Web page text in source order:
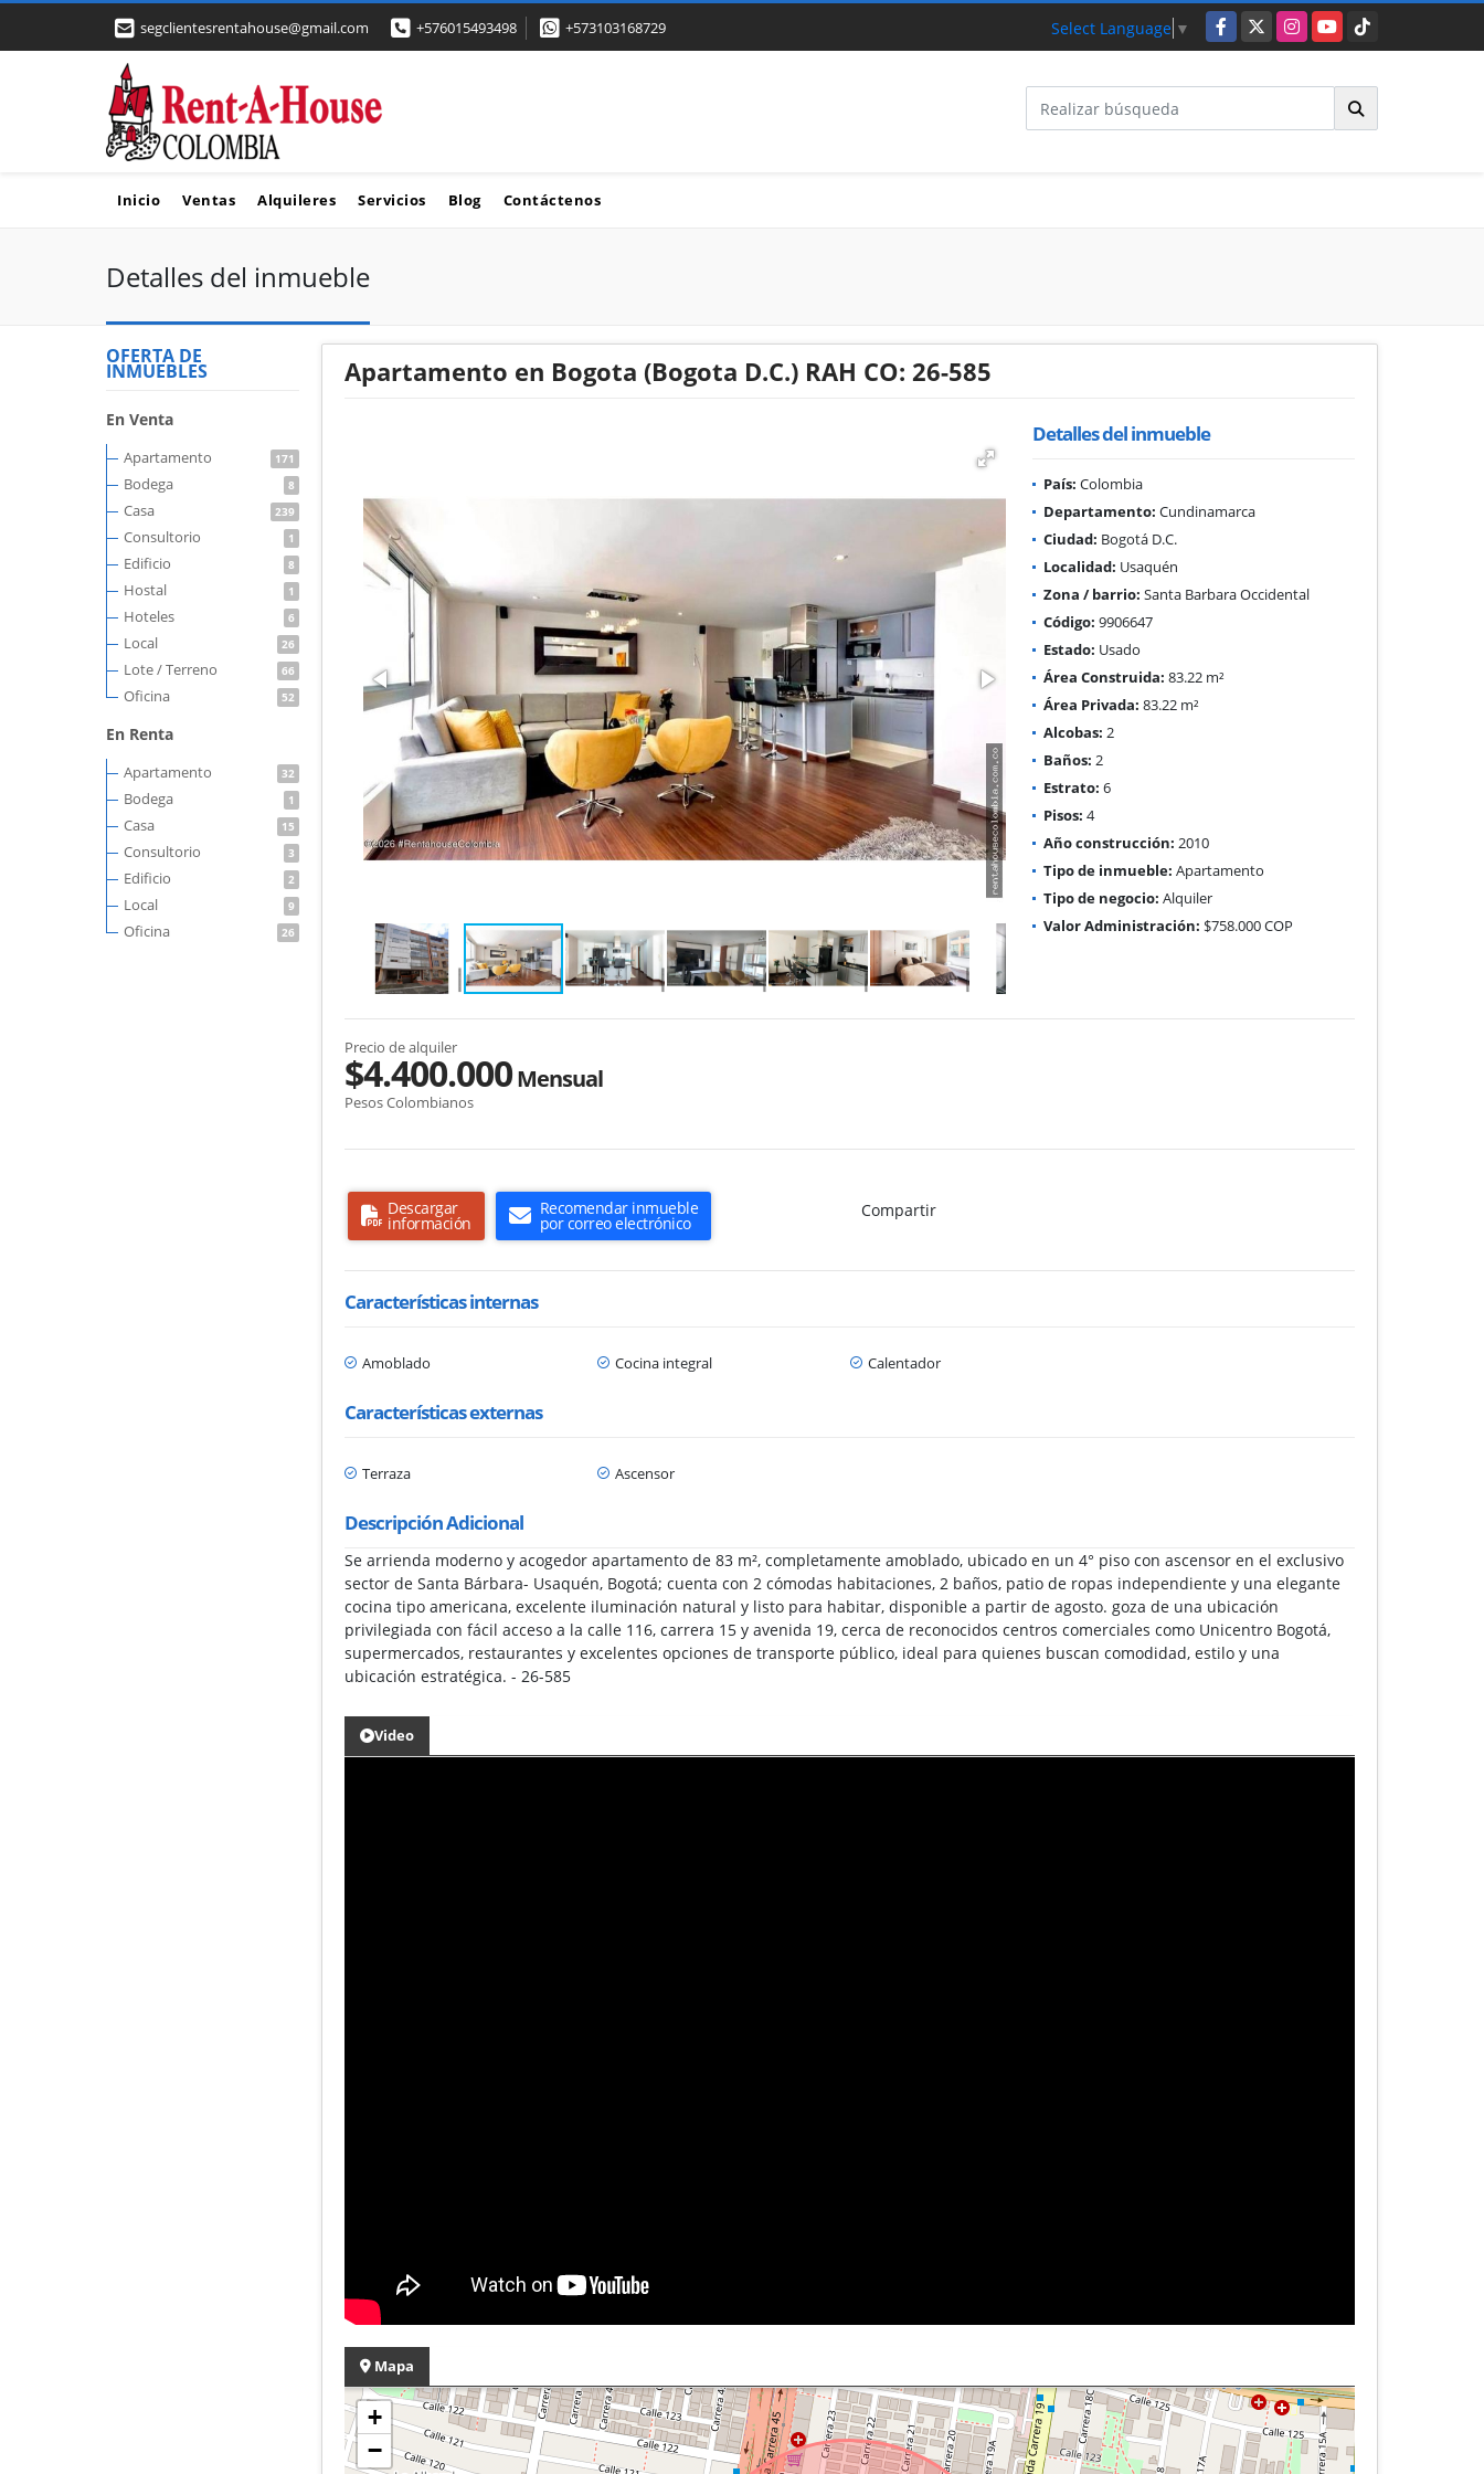
segclientesrentahouse@gmail.com +576015493498 +573103168729 Select Language ▼ Facebook
X InstagramYouTubeTikTok
Inicio Ventas Alquileres Servicios Blog Contáctenos
Detalles del inmueble
OFERTA DE
INMUEBLES
En Venta
Apartamento 171
Bodega 8
Casa 239
Consultorio 1
Edificio 8
Hostal 1
Hoteles 6
Local 26
Lote / Terreno 66
Oficina 52
En Renta
Apartamento 32
Bodega 1
Casa 15
Consultorio 3
Edificio 2
Local 9
Oficina 26
Apartamento en Bogota (Bogota D.C.) RAH CO: 26-585
Detalles del inmueble
País: Colombia
Departamento: Cundinamarca
Ciudad: Bogotá D.C.
Localidad: Usaquén
Zona / barrio: Santa Barbara Occidental
Código: 9906647
Estado: Usado
Área Construida: 83.22 m²
Área Privada: 83.22 m²
Alcobas: 2
Baños: 2
Estrato: 6
Pisos: 4
Año construcción: 2010
Tipo de inmueble: Apartamento
Tipo de negocio: Alquiler
Valor Administración: $758.000 COP
Precio de alquiler
$4.400.000Mensual
Pesos Colombianos
Descargar
información
Recomendar inmueble
por correo electrónico
Compartir
Características internas
Amoblado Cocina integral Calentador
Características externas
Terraza Ascensor
Descripción Adicional
Se arrienda moderno y acogedor apartamento de 83 m², completamente amoblado, ubicado en un 4° piso con ascensor en el exclusivo
sector de Santa Bárbara- Usaquén, Bogotá; cuenta con 2 cómodas habitaciones, 2 baños, patio de ropas independiente y una elegante
cocina tipo americana, excelente iluminación natural y listo para habitar, disponible a partir de agosto. goza de una ubicación
privilegiada con fácil acceso a la calle 116, carrera 15 y avenida 19, cerca de reconocidos centros comerciales como Unicentro Bogotá,
supermercados, restaurantes y excelentes opciones de transporte público, ideal para quienes buscan comodidad, estilo y una
ubicación estratégica. - 26-585
Video
Mapa
+
−